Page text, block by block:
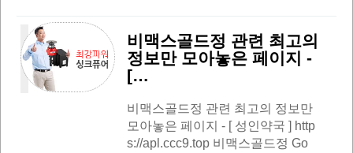
비맥스골드정 관련 최고의
정보만 모아놓은 페이지 -
[…
비맥스골드정 관련 최고의 정보만
모아놓은 페이지 - [ 성인약국 ] http
s://apl.ccc9.top 비맥스골드정 Go